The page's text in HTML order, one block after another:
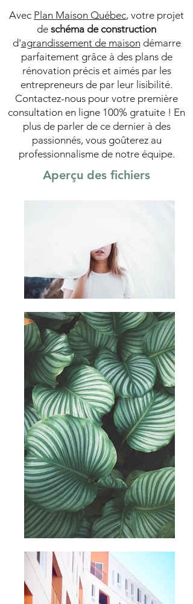
Avec Plan Maison Québec, votre projet
de schéma de construction
d'agrandissement de maison démarre
parfaitement grâce à des plans de
rénovation précis et aimés par les
entrepreneurs de par leur lisibilité.
Contactez-nous pour votre première
consultation en ligne 100% gratuite ! En
plus de parler de ce dernier à des
passionnés, vous goûterez au
professionnalisme de notre équipe.
Aperçu des fichiers